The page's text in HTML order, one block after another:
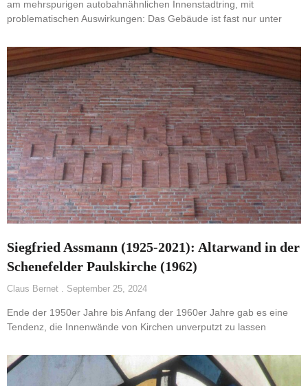
am mehrspurigen autobahnähnlichen Innenstadtring, mit
problematischen Auswirkungen: Das Gebäude ist fast nur unter
Siegfried Assmann (1925-2021): Altarwand in der
Schenefelder Paulskirche (1962)
Claus Bernet September 25, 2024
Ende der 1950er Jahre bis Anfang der 1960er Jahre gab es eine
Tendenz, die Innenwände von Kirchen unverputzt zu lassen